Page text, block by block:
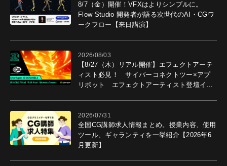
8/7（金）開催！VFXはよりシンプルに。
Flow Studio 開発者が語る次世代のAI・CGワ
ークフロー【来日講演】
2026/08/03
【8/27（木）リアル開催】エフェクトアーテ
ィスト必見！ サイバーコネクトツー×アプ
リボット エフェクトアーティスト登壇イベ
2026/07/31
全国CG講師求人情報まとめ。授業内容、使用
ツール、ギャランティを一挙紹介【2026年6
月更新】